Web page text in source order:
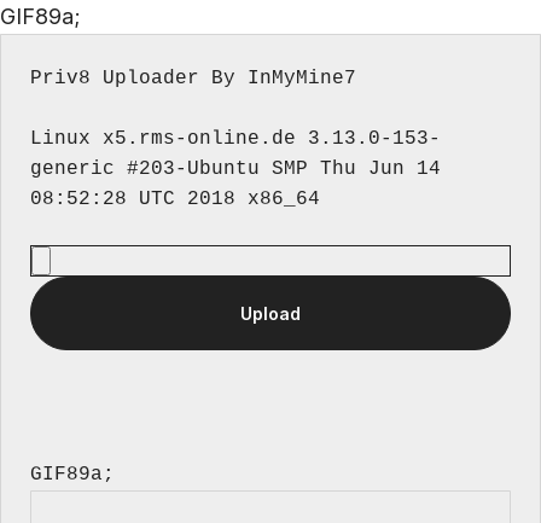
GIF89a;
Priv8 Uploader By InMyMine7
Linux x5.rms-online.de 3.13.0-153-
generic #203-Ubuntu SMP Thu Jun 14
GIF89a;